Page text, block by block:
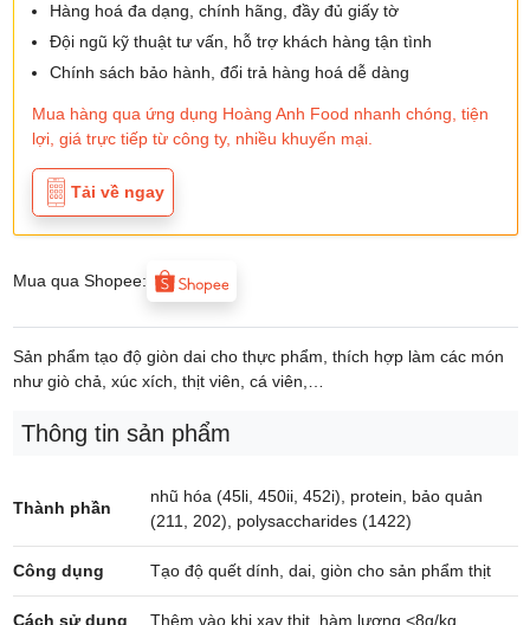
Hàng hoá đa dạng, chính hãng, đầy đủ giấy tờ
Đội ngũ kỹ thuật tư vấn, hỗ trợ khách hàng tận tình
Chính sách bảo hành, đổi trả hàng hoá dễ dàng
Mua hàng qua ứng dụng Hoàng Anh Food nhanh chóng, tiện
lợi, giá trực tiếp từ công ty, nhiều khuyến mại.
Tải về ngay
Mua qua Shopee:
Sản phẩm tạo độ giòn dai cho thực phẩm, thích hợp làm các món
như giò chả, xúc xích, thịt viên, cá viên,…
Thông tin sản phẩm
Thành phần
nhũ hóa (45li, 450ii, 452i), protein, bảo quản
(211, 202), polysaccharides (1422)
Công dụng Tạo độ quết dính, dai, giòn cho sản phẩm thịt
Cách sử dụng Thêm vào khi xay thịt, hàm lượng <8g/kg